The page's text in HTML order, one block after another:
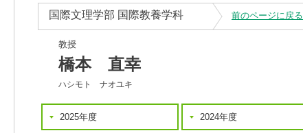
国際文理学部 国際教養学科 前のページに戻る
教授
橋本 直幸
ハシモト ナオユキ
2025年度 2024年度